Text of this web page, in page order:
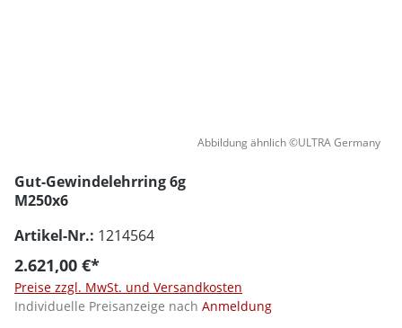
Abbildung ähnlich ©ULTRA Germany
Gut-Gewindelehrring 6g
M250x6
Artikel-Nr.: 1214564
2.621,00 €*
Preise zzgl. MwSt. und Versandkosten
Individuelle Preisanzeige nach Anmeldung